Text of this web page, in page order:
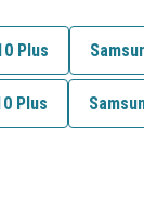
Plus
Plus